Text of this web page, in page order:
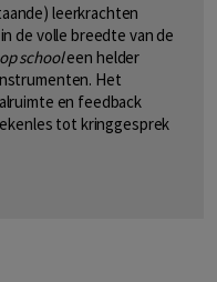
leerkrachten
de volle breedte van de
schooleen helder
Het
en feedback
tot kringgesprek